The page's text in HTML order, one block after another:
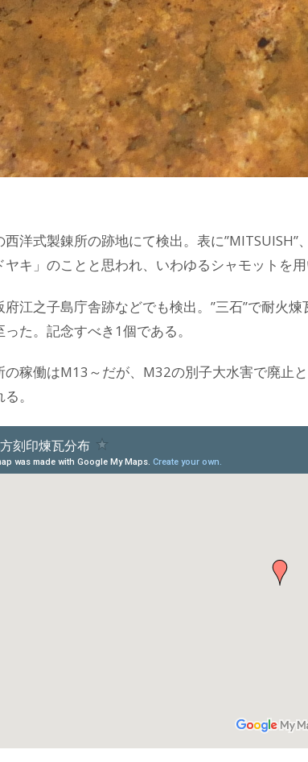
西洋式製錬所の跡地にて検出。表に
キ」のことと思われ、いわゆるシャモットを
江之子島庁舎跡などでも検出。”三石”で耐火
た。記念すべき1個である。
の稼働はM13～だが、M32の別子大水害で廃止
。